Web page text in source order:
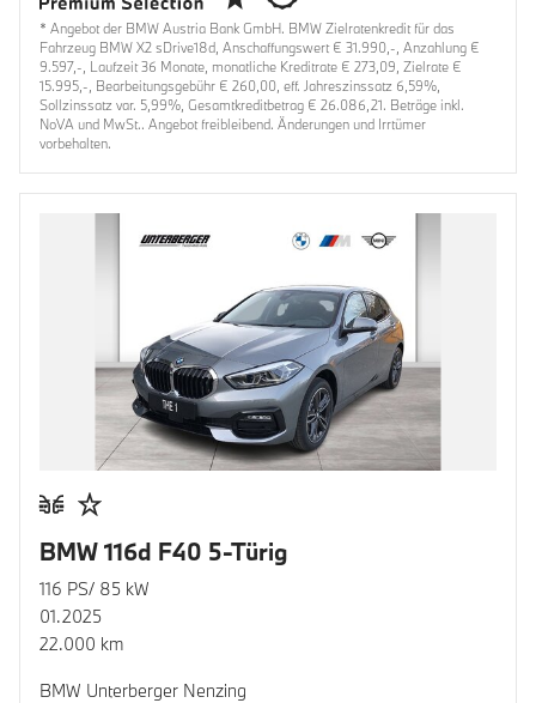
* Angebot der BMW Austria Bank GmbH. BMW Zielratenkredit für das
Fahrzeug BMW X2 sDrive18d, Anschaffungswert € 31.990,-, Anzahlung €
9.597,-, Laufzeit 36 Monate, monatliche Kreditrate € 273,09, Zielrate €
15.995,-, Bearbeitungsgebühr € 260,00, eff. Jahreszinssatz 6,59%,
Sollzinssatz var. 5,99%, Gesamtkreditbetrag € 26.086,21. Beträge inkl.
NoVA und MwSt.. Angebot freibleibend. Änderungen und Irrtümer
vorbehalten.
BMW 116d F40 5-Türig
116 PS/ 85 kW
01.2025
22.000 km
BMW Unterberger Nenzing